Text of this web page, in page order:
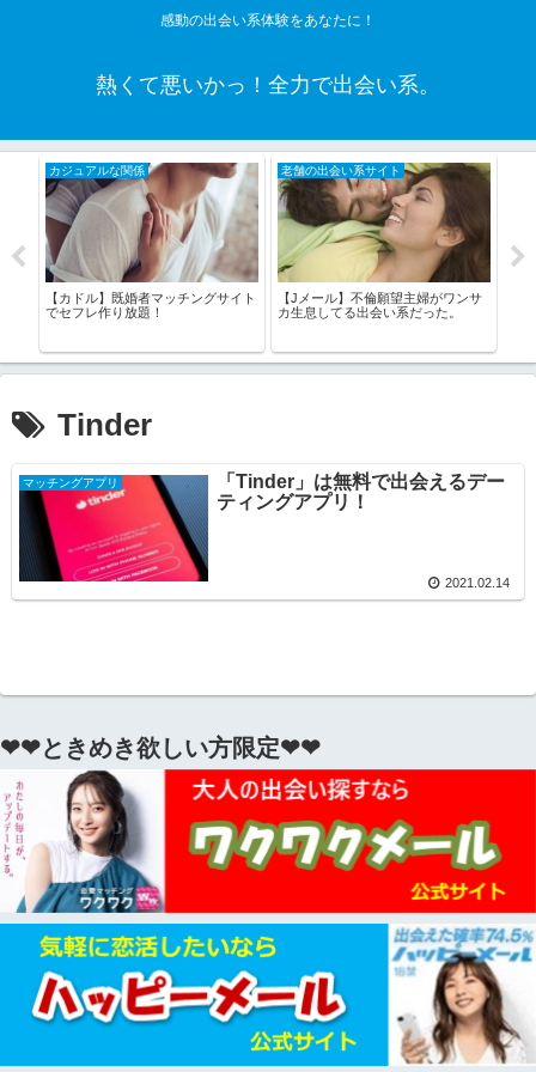
感動の出会い系体験をあなたに！
熱くて悪いかっ！全力で出会い系。
カジュアルな関係
【カドル】既婚者マッチングサイト
でセフレ作り放題！
老舗の出会い系サイト
【Jメール】不倫願望主婦がワンサ
カ生息してる出会い系だった。
Tinder
マッチングアプリ
「Tinder」は無料で出会えるデー
ティングアプリ！
2021.02.14
❤❤ときめき欲しい方限定❤❤